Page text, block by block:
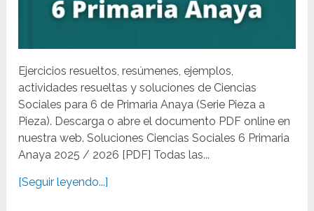
Ejercicios resueltos, resúmenes, ejemplos,
actividades resueltas y soluciones de Ciencias
Sociales para 6 de Primaria Anaya (Serie Pieza a
Pieza). Descarga o abre el documento PDF online en
nuestra web. Soluciones Ciencias Sociales 6 Primaria
Anaya 2025 / 2026 [PDF] Todas las...
[Seguir leyendo...]